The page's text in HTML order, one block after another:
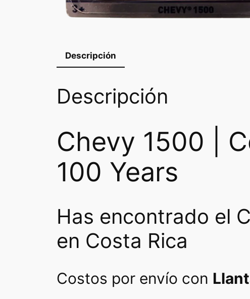
Descripción
Descripción
Chevy 1500 |
100 Years
Has encontrado el
en Costa Rica
Costos por envío con